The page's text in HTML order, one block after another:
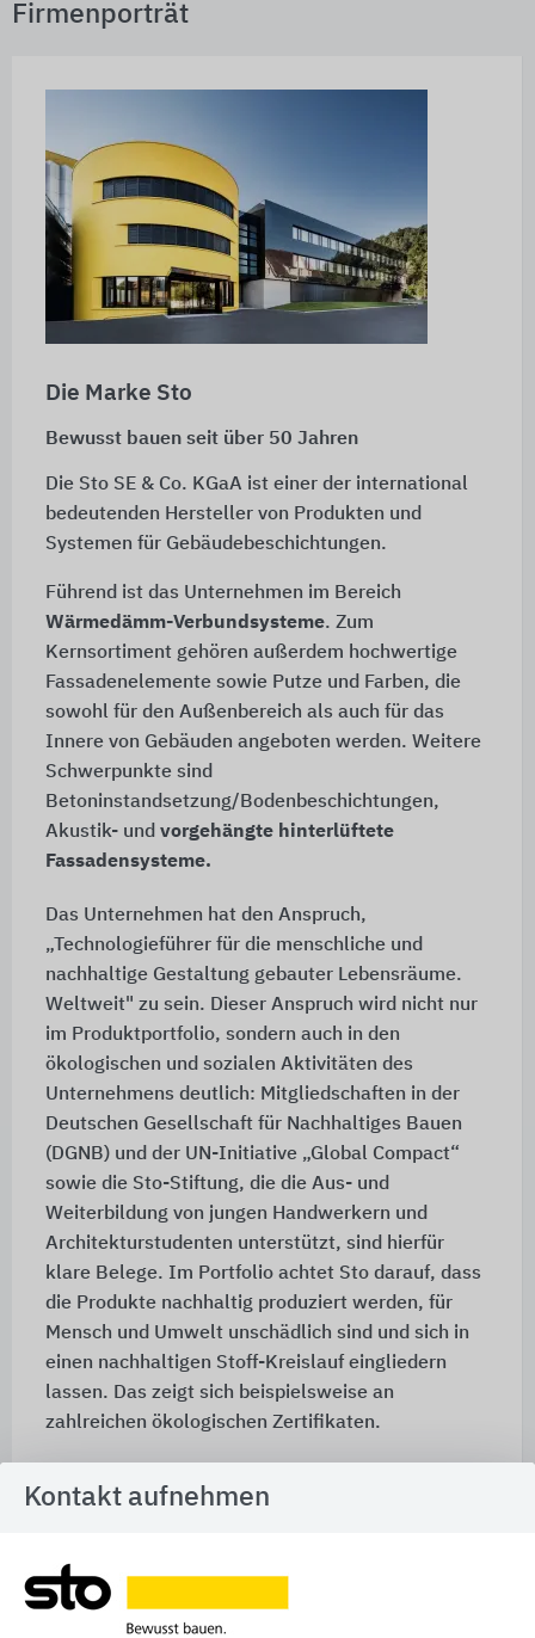
Firmenporträt
Die Marke Sto
Bewusst bauen seit über 50 Jahren
Die Sto SE & Co. KGaA ist einer der international
bedeutenden Hersteller von Produkten und
Systemen für Gebäudebeschichtungen.
Führend ist das Unternehmen im Bereich
Wärmedämm-Verbundsysteme. Zum
Kernsortiment gehören außerdem hochwertige
Fassadenelemente sowie Putze und Farben, die
sowohl für den Außenbereich als auch für das
Innere von Gebäuden angeboten werden. Weitere
Schwerpunkte sind
Betoninstandsetzung/Bodenbeschichtungen,
Akustik- und vorgehängte hinterlüftete
Fassadensysteme.
Das Unternehmen hat den Anspruch,
„Technologieführer für die menschliche und
nachhaltige Gestaltung gebauter Lebensräume.
Weltweit" zu sein. Dieser Anspruch wird nicht nur
im Produktportfolio, sondern auch in den
ökologischen und sozialen Aktivitäten des
Unternehmens deutlich: Mitgliedschaften in der
Deutschen Gesellschaft für Nachhaltiges Bauen
(DGNB) und der UN-Initiative „Global Compact“
sowie die Sto-Stiftung, die die Aus- und
Weiterbildung von jungen Handwerkern und
Architekturstudenten unterstützt, sind hierfür
klare Belege. Im Portfolio achtet Sto darauf, dass
die Produkte nachhaltig produziert werden, für
Mensch und Umwelt unschädlich sind und sich in
einen nachhaltigen Stoff-Kreislauf eingliedern
lassen. Das zeigt sich beispielsweise an
zahlreichen ökologischen Zertifikaten.
Musterservice und internationale Erfahrung mit
umfassende System- und Oberflächenkompetenz.
Kontakt aufnehmen